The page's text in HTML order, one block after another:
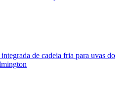
de cadeia fria para uvas do